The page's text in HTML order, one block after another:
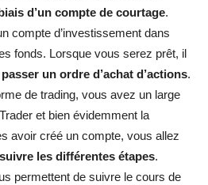
d’un compte de courtage.
compte d’investissement dans
fonds. Lorsque vous serez prêt, il
passer un ordre d’achat d’actions.
de trading, vous avez un large
et bien évidemment la
avoir créé un compte, vous allez
suivre les différentes étapes.
permettent de suivre le cours de